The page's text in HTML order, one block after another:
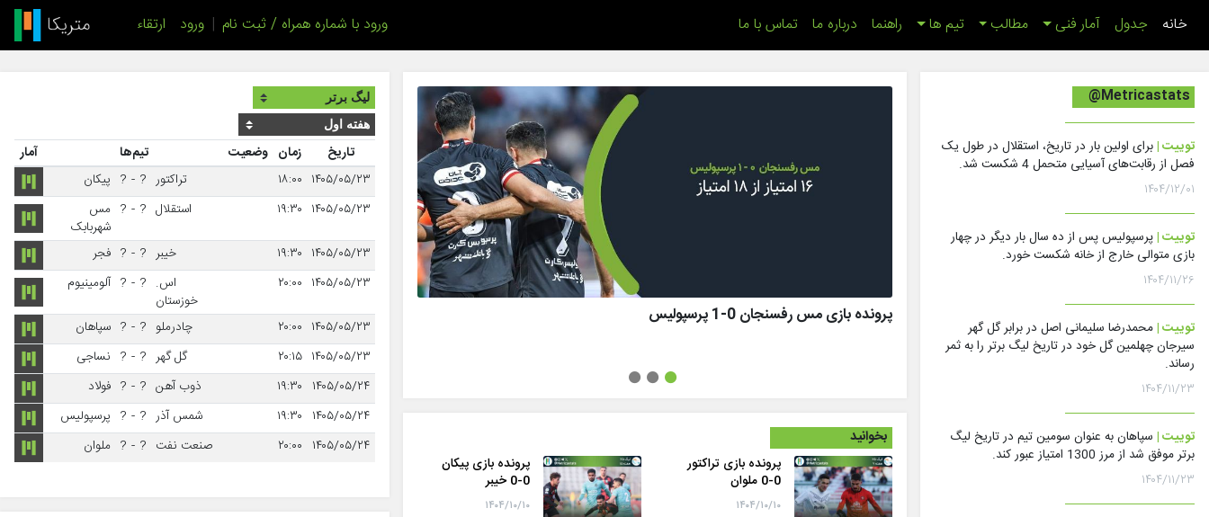
خانه (اینجا)
جدول آمار فنی مطالب تیم ها راهنما درباره ما تماس با ما ورود با شماره همراه / ثبت نام | ورود ارتقاء
پرونده بازی مس رفسنجان 0-1 پرسپولیس
بخوانید
پرونده بازی تراکتور
0-0 ملوان
۱۴۰۴/۱۰/۱۰
پرونده بازی پیکان
0-0 خیبر
۱۴۰۴/۱۰/۱۰
@Metricastats
توییت |برای اولین بار در تاریخ، استقلال در طول یک
فصل از رقابت‌های آسیایی متحمل 4 شکست شد.
۱۴۰۴/۱۲/۰۱
توییت |پرسپولیس پس از ده سال بار دیگر در چهار
بازی متوالی خارج از خانه شکست خورد.
۱۴۰۴/۱۱/۲۶
توییت |محمدرضا سلیمانی اصل در برابر گل گهر
سیرجان چهلمین گل خود در تاریخ لیگ برتر را به ثمر
رساند.
۱۴۰۴/۱۱/۲۳
توییت | سپاهان به عنوان سومین تیم در تاریخ لیگ
برتر موفق شد از مرز 1300 امتیاز عبور کند.
۱۴۰۴/۱۱/۲۳
تاریخ زمان وضعیت تیم‌ها
آمار
۱۴۰۵/۰۵/۲۳ ۱۸:۰۰ تراکتور ?
-
? پیکان
۱۴۰۵/۰۵/۲۳ ۱۹:۳۰ استقلال ?
-
? مس
شهربابک
۱۴۰۵/۰۵/۲۳ ۱۹:۳۰ خیبر ?
-
? فجر
۱۴۰۵/۰۵/۲۳ ۲۰:۰۰
اس.
خوزستان
?
-
? آلومینیوم
۱۴۰۵/۰۵/۲۳ ۲۰:۰۰ چادرملو ?
-
? سپاهان
۱۴۰۵/۰۵/۲۳ ۲۰:۱۵ گل گهر ?
-
? نساجی
۱۴۰۵/۰۵/۲۴ ۱۹:۳۰ ذوب آهن ?
-
? فولاد
۱۴۰۵/۰۵/۲۴ ۱۹:۳۰ شمس آذر ?
-
? پرسپولیس
۱۴۰۵/۰۵/۲۴ ۲۰:۰۰ صنعت نفت ?
-
? ملوان